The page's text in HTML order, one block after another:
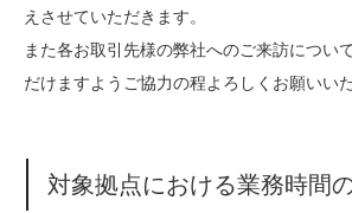
えさせていただきます。
また各お取引先様の弊社へのご来訪につい
だけますようご協力の程よろしくお願いい
対象拠点における業務時間